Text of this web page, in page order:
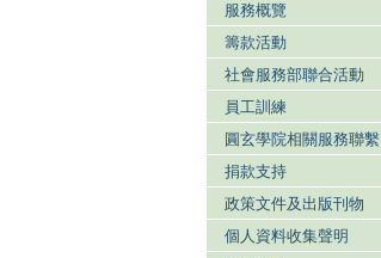
服務概覽
籌款活動
社會服務部聯合活動
員工訓練
圓玄學院相關服務聯繫
捐款支持
政策文件及出版刊物
個人資料收集聲明